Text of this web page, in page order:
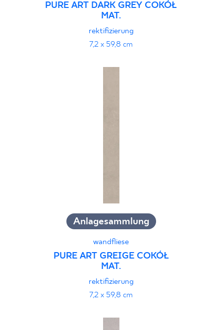
PURE ART DARK GREY COKÓŁ
MAT.
rektifizierung
7,2 x 59,8 cm
Anlagesammlung
wandfliese
PURE ART GREIGE COKÓŁ
MAT.
rektifizierung
7,2 x 59,8 cm